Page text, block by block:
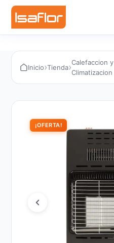
Inicio›Tienda›Calefaccion y
Climatizacion
¡OFERTA!